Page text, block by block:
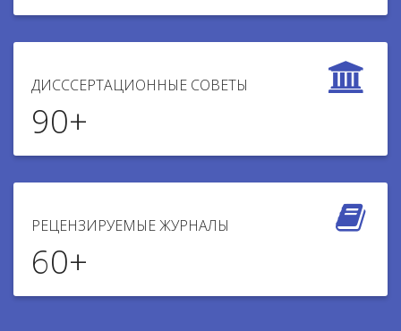
ДИСССЕРТАЦИОННЫЕ СОВЕТЫ
90+
РЕЦЕНЗИРУЕМЫЕ ЖУРНАЛЫ
60+